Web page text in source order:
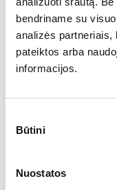
bendriname su
analizės partneriais,
pateiktos arba
informacijos.
pasirinkimas
Būtini
Nuostatos